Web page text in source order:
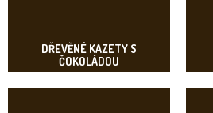
DŘEVĚNÉ KAZETY S
ČOKOLÁDOU